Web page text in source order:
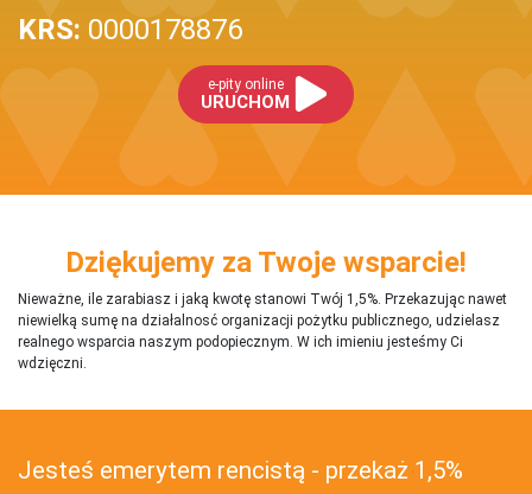
KRS: 0000178876
e-pity online
URUCHOM
Dziękujemy za Twoje wsparcie!
Nieważne, ile zarabiasz i jaką kwotę stanowi Twój 1,5%. Przekazując nawet
niewielką sumę na działalnosć organizacji pożytku publicznego, udzielasz
realnego wsparcia naszym podopiecznym. W ich imieniu jesteśmy Ci
wdzięczni.
Jesteś emerytem rencistą - przekaż 1,5%